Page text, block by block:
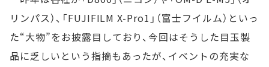
リンパス）、「FUJIFILM X-Pro1」（富士フイルム）といっ
た“大物”をお披露目しており、今回はそうした目玉製
品に乏しいという指摘もあったが、イベントの充実な